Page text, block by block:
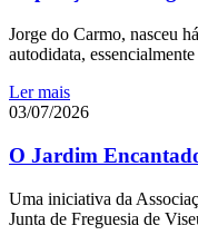
Jorge do Carmo, nasceu
autodidata,
Ler mais
03/07/2026
O Jardim
Uma iniciativa da
Junta de Freguesia de